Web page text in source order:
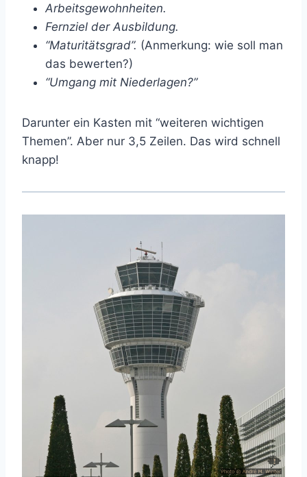
Arbeitsgewohnheiten.
Fernziel der Ausbildung.
“Maturitätsgrad”. (Anmerkung: wie soll man
das bewerten?)
“Umgang mit Niederlagen?”
Darunter ein Kasten mit “weiteren wichtigen
Themen”. Aber nur 3,5 Zeilen. Das wird schnell
knapp!